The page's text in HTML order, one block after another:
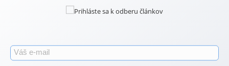
Bystrici, Žarnovici (na strednom Slovensku), ale aj v Bratislave, Nitre,
predávame a s čím Vám môžeme pomôcť, neváhajte nás kontaktovať.